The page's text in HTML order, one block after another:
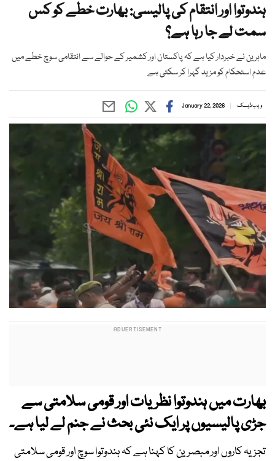
ہندوتوا اور انتقام کی پالیسی: بھارت خطے کو کس
سمت لے جا رہا ہے؟
ماہرین نے خبردار کیا ہے کہ پاکستان اور کشمیر کے حوالے سے انتقامی سوچ خطے میں
عدم استحکام کو مزید گہرا کر سکتی ہے
ویب ڈیسک January 22, 2026
بھارت میں ہندوتوا نظریات اور قومی سلامتی سے
جڑی پالیسیوں پر ایک نئی بحث نے جنم لے لیا ہے۔
تجزیہ کاروں اور مبصرین کا کہنا ہے کہ ہندوتوا سوچ اور قومی سلامتی